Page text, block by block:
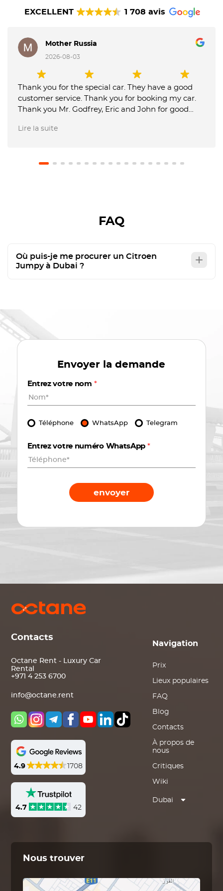
EXCELLENT 1 708 avis
Mother Russia
2026-08-03
Thank you for the special car. They have a good
customer service. Thank you for booking my car.
Thank you Mr. Godfrey, Eric and John for good
Luxury Car Rental is the best.
Lire la suite
FAQ
Où puis-je me procurer un Citroen
Jumpy à Dubai ?
Envoyer la demande
Entrez votre nom *
Téléphone WhatsApp Telegram
Entrez votre numéro WhatsApp *
envoyer
Contacts
Octane Rent - Luxury Car
Rental
+971 4 253 6700
info@octane.rent
4.9 1708
4.7 42
Navigation
Prix
Lieux populaires
FAQ
Blog
Contacts
À propos de
nous
Critiques
Wiki
Dubai
Nous trouver